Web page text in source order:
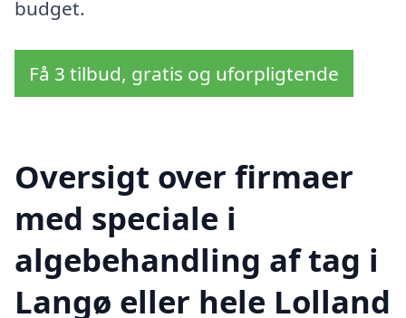
budget.
Få 3 tilbud, gratis og uforpligtende
Oversigt over firmaer
med speciale i
algebehandling af tag i
Langø eller hele Lolland